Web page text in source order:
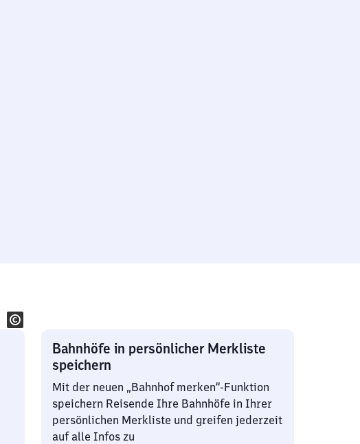
Bahnhöfe in persönlicher Merkliste
speichern
Mit der neuen „Bahnhof merken“-Funktion
speichern Reisende Ihre Bahnhöfe in Ihrer
persönlichen Merkliste und greifen jederzeit
auf alle Infos zu